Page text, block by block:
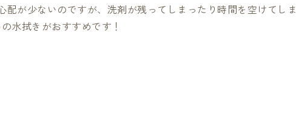
が少ないのですが、洗剤が残ってしまったり時間を空けてしま
きがおすすめです！